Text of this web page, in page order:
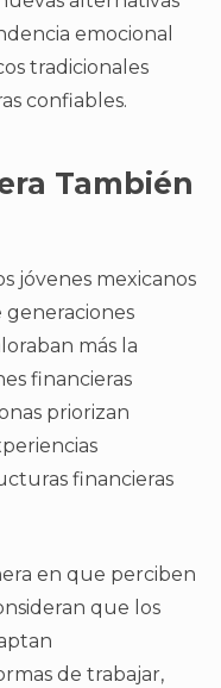
emocional
tradicionales
confiables.
También
jóvenes mexicanos
generaciones
más la
financieras
priorizan
financieras
en que perciben
que los
de trabajar,